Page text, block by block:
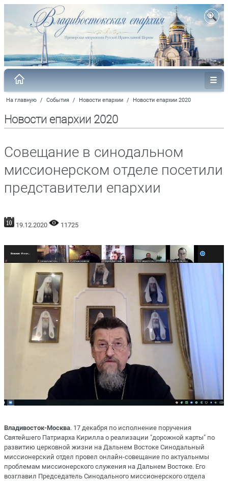
На главную / События / Новости епархии / Новости епархии 2020
Новости епархии 2020
Совещание в синодальном
миссионерском отделе посетили
представители епархии
19.12.2020 11725
Владивосток-Москва. 17 декабря по исполнение поручения
Святейшего Патриарха Кирилла о реализации "дорожной карты" по
развитию церковной жизни на Дальнем Востоке Синодальный
миссионерский отдел провел онлайн-совещание по актуальнмы
проблемам миссионерского служения на Дальнем Востоке. Его
возглавил Председатель Синодального миссионерского отдела